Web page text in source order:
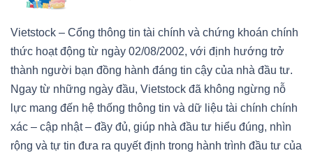
Vietstock – Cổng thông tin tài chính và chứng khoán chính
thức hoạt động từ ngày 02/08/2002, với định hướng trở
thành người bạn đồng hành đáng tin cậy của nhà đầu tư.
Ngay từ những ngày đầu, Vietstock đã không ngừng nỗ
lực mang đến hệ thống thông tin và dữ liệu tài chính chính
xác – cập nhật – đầy đủ, giúp nhà đầu tư hiểu đúng, nhìn
rộng và tự tin đưa ra quyết định trong hành trình đầu tư của
Truyền
thông
tài
chính